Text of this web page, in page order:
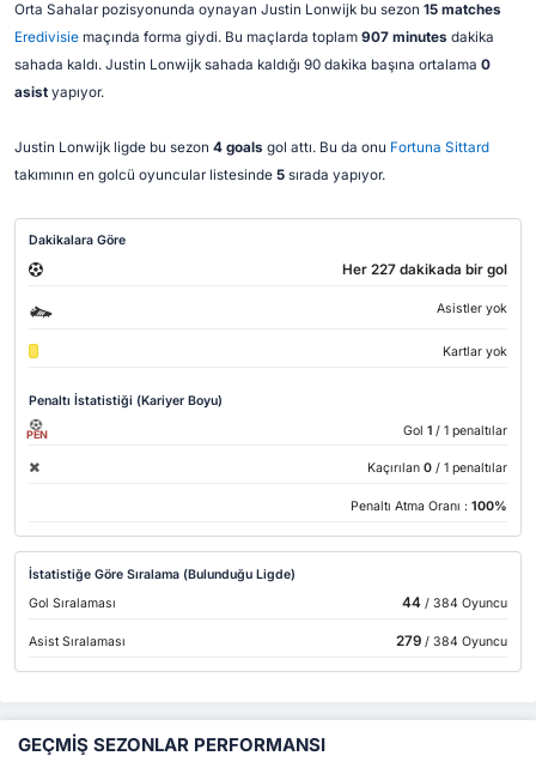
Orta Sahalar pozisyonunda oynayan Justin Lonwijk bu sezon 15 matches
Eredivisiemaçında forma giydi. Bu maçlarda toplam 907 minutes dakika
sahada kaldı. Justin Lonwijk sahada kaldığı 90 dakika başına ortalama 0
asistyapıyor.
Justin Lonwijk ligde bu sezon 4 goals gol attı. Bu da onu Fortuna Sittard
takımının en golcü oyuncular listesinde 5sırada yapıyor.
Dakikalara Göre
Her 227 dakikada bir gol
Asistler yok
Kartlar yok
Penaltı İstatistiği (Kariyer Boyu)
PEN Gol 1 / 1 penaltılar
Kaçırılan 0 / 1 penaltılar
Penaltı Atma Oranı : 100%
İstatistiğe Göre Sıralama (Bulunduğu Ligde)
Gol Sıralaması
44/ 384 Oyuncu
Asist Sıralaması 279/ 384 Oyuncu
GEÇMİŞ SEZONLAR PERFORMANSI